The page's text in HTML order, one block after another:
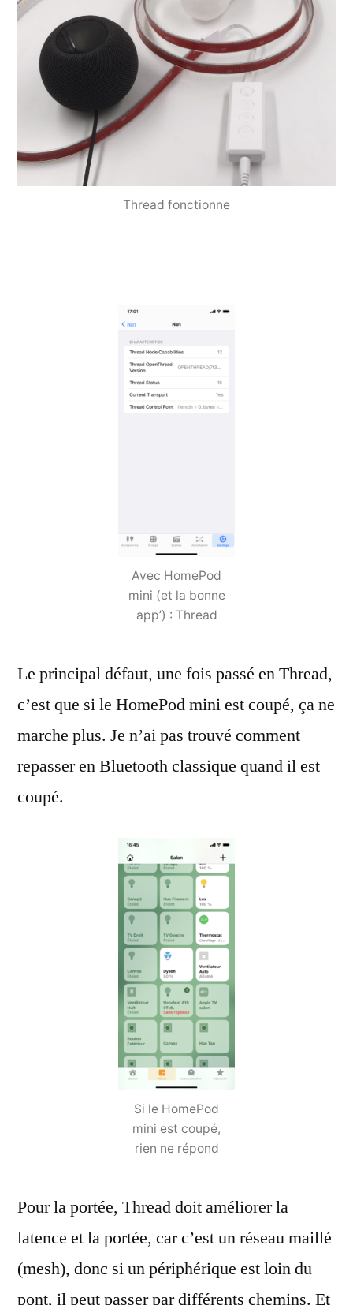
Thread fonctionne
Avec HomePod
mini (et la bonne
app’) : Thread
Le principal défaut, une fois passé en Thread,
c’est que si le HomePod mini est coupé, ça ne
marche plus. Je n’ai pas trouvé comment
repasser en Bluetooth classique quand il est
coupé.
Si le HomePod
mini est coupé,
rien ne répond
Pour la portée, Thread doit améliorer la
latence et la portée, car c’est un réseau maillé
(mesh), donc si un périphérique est loin du
pont, il peut passer par différents chemins. Et